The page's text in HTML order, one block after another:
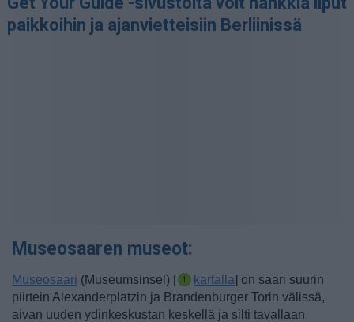
paikkoihin ja ajanvietteisiin Berliinissä
Museosaaren museot:
Museosaari (Museumsinsel) [ kartalla] on saari suurin
piirtein Alexanderplatzin ja Brandenburger Torin välissä,
aivan uuden ydinkeskustan keskellä ja silti tavallaan